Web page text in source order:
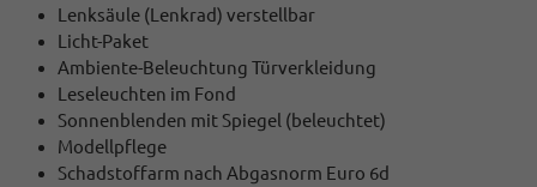
Lenksäule (Lenkrad) verstellbar
Licht-Paket
Ambiente-Beleuchtung Türverkleidung
Leseleuchten im Fond
Sonnenblenden mit Spiegel (beleuchtet)
Modellpflege
Schadstoffarm nach Abgasnorm Euro 6d